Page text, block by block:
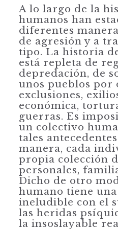
A lo largo de la
humanos han
diferentes
de agresión y a
tipo. La historia
está repleta de
depredación, de
unos pueblos por
exclusiones,
económica,
guerras. Es
un colectivo
tales
manera, cada
propia colección
personales,
Dicho de otro
humano tiene
ineludible con el
las heridas
la insoslayable